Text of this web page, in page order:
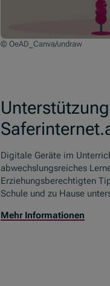
© OeAD_Canva/undraw
Digitale Geräte im
abwechslungsreiches
Erziehungsberechtigten
Schule und zu Hause
Mehr Informationen